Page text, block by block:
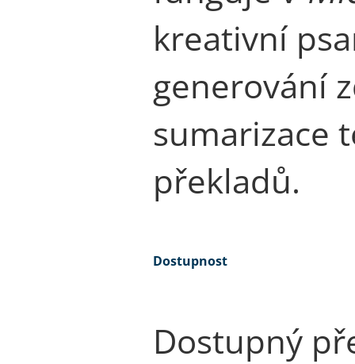
kreativní
generování
sumarizace
překladů.
Dostupnost
Dostupný